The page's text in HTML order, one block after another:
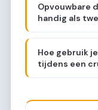
Opvouwbare
handig als
Hoe gebruik
tijdens een